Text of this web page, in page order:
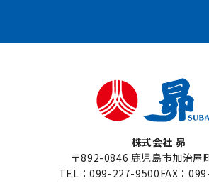
株式会社 昴
〒892-0846 鹿児島市加治屋
TEL：099-227-9500FAX：